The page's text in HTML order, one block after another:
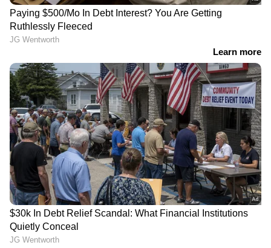
ഏഷ്യാനെറ്റ് ന്യൂസ് ലൈവ് കാണാന്‍ ഇവിടെ
ക്ലിക് ചെയ്യുക